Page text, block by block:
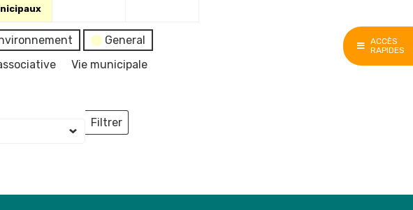
ACCÈS
RAPIDES
General
Vie municipale
Filtrer
Lieux